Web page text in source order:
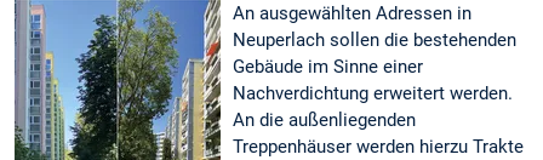
An ausgewählten Adressen in
Neuperlach sollen die bestehenden
Gebäude im Sinne einer
Nachverdichtung erweitert werden.
An die außenliegenden
Treppenhäuser werden hierzu Trakte